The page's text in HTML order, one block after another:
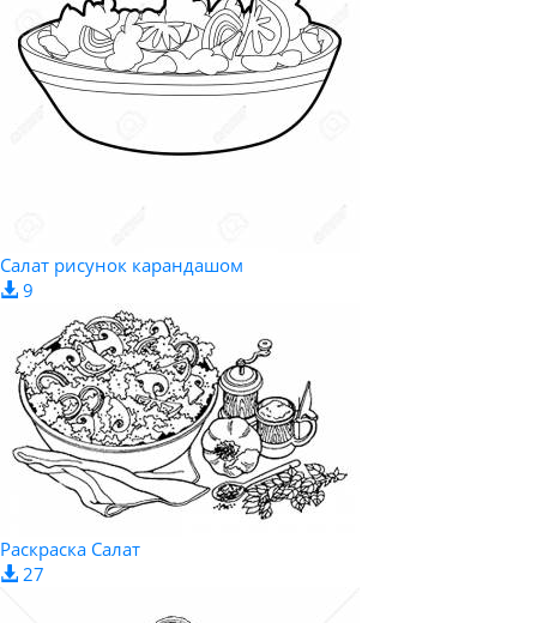
Салат рисунок карандашом
9
Раскраска Салат
27